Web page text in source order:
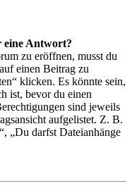
eine Antwort?
zu eröffnen, musst du
einen Beitrag zu
klicken. Es könnte sein,
ist, bevor du einen
sind jeweils
aufgelistet. Z. B.
„Du darfst Dateianhänge